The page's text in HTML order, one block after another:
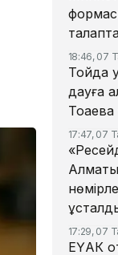
18:46, 07
Тойда
дауға
17:47, 07
17:29, 07
ЕҮАК